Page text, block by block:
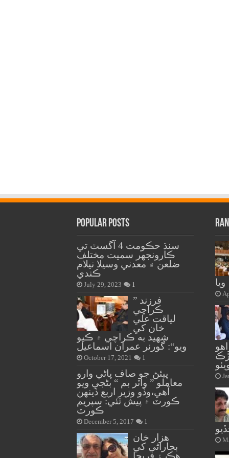
Popular Posts
سنڌ حڪومت 4 آگسٽ تي
ڪارونجهر سميت مختلف
ضلعن ۾ معدني وسيلا نيلام
ڪندي
July 29, 2023 1
” فرزند
ڪراچي
لياقت علي
خان کي
شهيد به ڪراچي ۾ ڪيو
ويو“: گورنر عمران اسماعيل
October 17, 2021 1
پيئڻ جو صاف پاڻي وارو
معاملو ” واٽر بم “ بڻجي ويو
آهي،وڏو وزير اربع ڏينهن
ڪورٽ ۾ پيش ٿئي: سپريم
ڪورٽ
December 5, 2017 1
هزار خان
بجاراڻي کي
هڪ ۽ فريحا
ويا